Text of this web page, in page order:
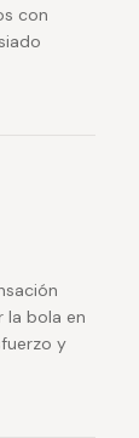
con
la bola en
y